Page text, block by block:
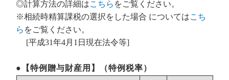
◎計算方法の詳細はこちら をご覧ください。
※相続時精算課税の選択をした場合 についてはこち
ら をご覧ください。
[平成31年4月1日現在法令等]
●【特例贈与財産用】（特例税率）